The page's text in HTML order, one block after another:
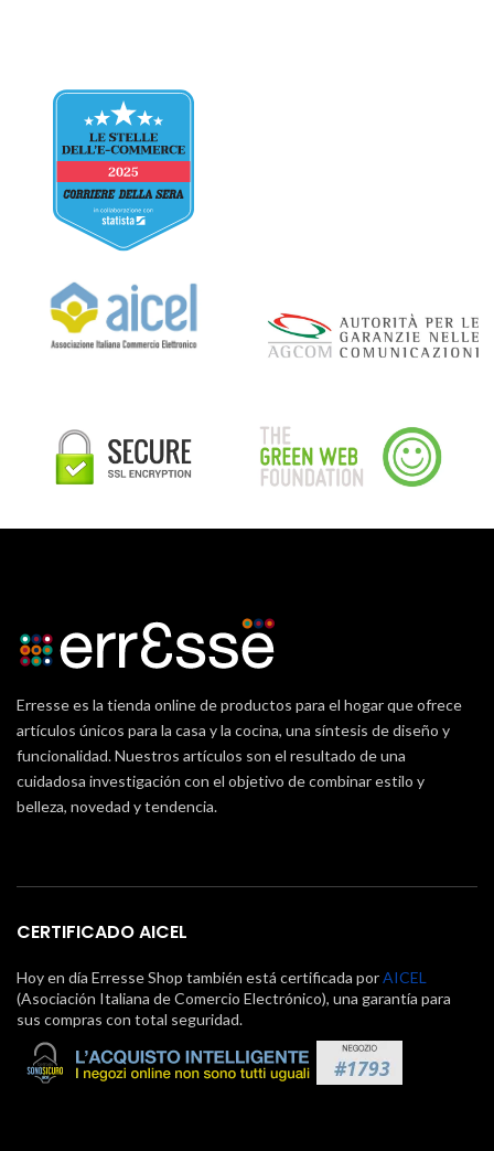
Erresse es la tienda online de productos para el hogar que ofrece
artículos únicos para la casa y la cocina, una síntesis de diseño y
funcionalidad. Nuestros artículos son el resultado de una
cuidadosa investigación con el objetivo de combinar estilo y
belleza, novedad y tendencia.
CERTIFICADO AICEL
Hoy en día Erresse Shop también está certificada porAICEL
(Asociación Italiana de Comercio Electrónico), una garantía para
sus compras con total seguridad.